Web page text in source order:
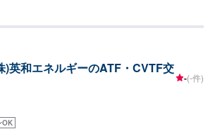
)英和エネルギーのATF・CVTF交
-(-件)
OK